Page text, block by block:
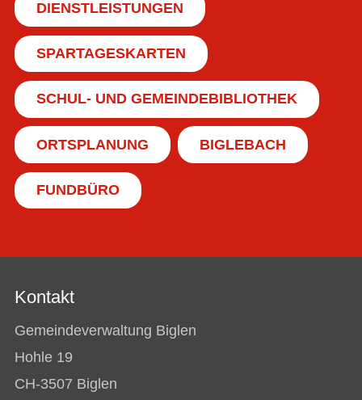
DIENSTLEISTUNGEN
SPARTAGESKARTEN
SCHUL- UND GEMEINDEBIBLIOTHEK
ORTSPLANUNG BIGLEBACH
FUNDBÜRO
Kontakt
Gemeindeverwaltung Biglen
Hohle 19
CH-3507 Biglen